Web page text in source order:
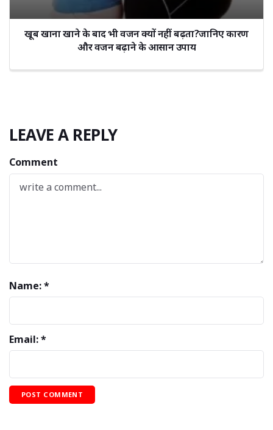
खूब खाना खाने के बाद भी वजन क्यों नहीं बढ़ता?जानिए कारण
और वजन बढ़ाने के आसान उपाय
LEAVE A REPLY
Comment
Name: *
Email: *